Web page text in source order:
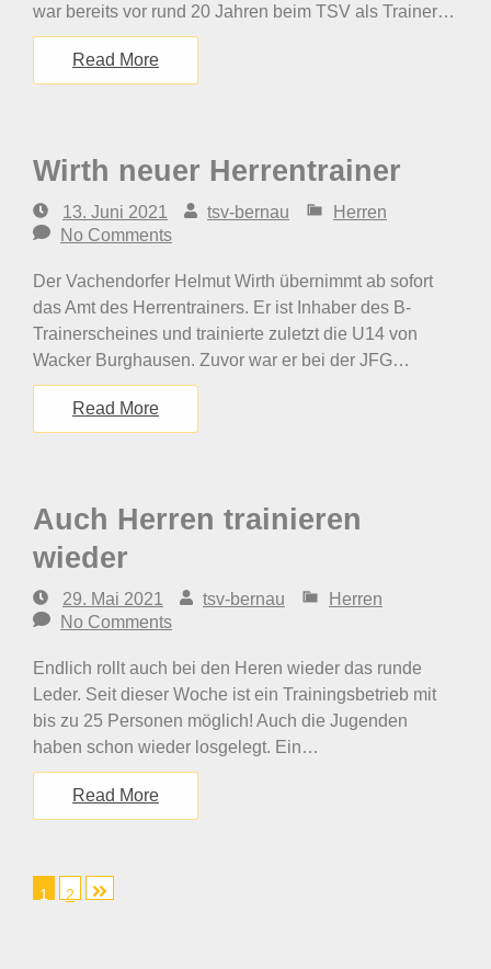
war bereits vor rund 20 Jahren beim TSV als Trainer…
Read More
Wirth neuer Herrentrainer
13. Juni 2021 tsv-bernau
Herren
No Comments
Der Vachendorfer Helmut Wirth übernimmt ab sofort
das Amt des Herrentrainers. Er ist Inhaber des B-
Trainerscheines und trainierte zuletzt die U14 von
Wacker Burghausen. Zuvor war er bei der JFG…
Read More
Auch Herren trainieren
wieder
29. Mai 2021 tsv-bernau
Herren
No Comments
Endlich rollt auch bei den Heren wieder das runde
Leder. Seit dieser Woche ist ein Trainingsbetrieb mit
bis zu 25 Personen möglich! Auch die Jugenden
haben schon wieder losgelegt. Ein…
Read More
1 2